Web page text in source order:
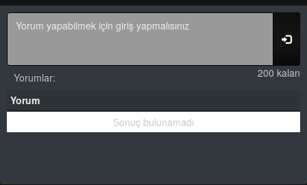
200 kalan
Yorumlar:
Yorum
Sonuç bulunamadı